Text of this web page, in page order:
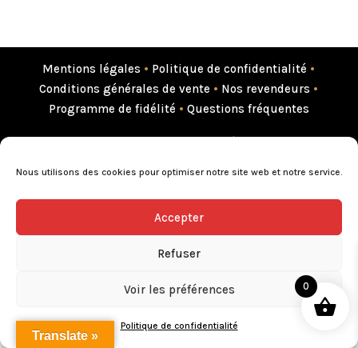
Nous utilisons des cookies pour optimiser notre site web et notre service.
Accepter
Refuser
Voir les préférences
Politique de confidentialité
Mentions légales • Politique de confidentialité •
Conditions générales de vente • Nos revendeurs •
Programme de fidélité • Questions fréquentes
Translate »
0